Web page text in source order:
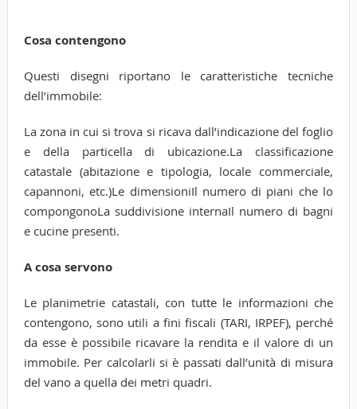
Cosa contengono
Questi disegni riportano le caratteristiche tecniche
dell’immobile:
La zona in cui si trova si ricava dall’indicazione del foglio
e della particella di ubicazione.La classificazione
catastale (abitazione e tipologia, locale commerciale,
capannoni, etc.)Le dimensioniIl numero di piani che lo
compongonoLa suddivisione internaIl numero di bagni
e cucine presenti.
A cosa servono
Le planimetrie catastali, con tutte le informazioni che
contengono, sono utili a fini fiscali (TARI, IRPEF), perché
da esse è possibile ricavare la rendita e il valore di un
immobile. Per calcolarli si è passati dall’unità di misura
del vano a quella dei metri quadri.